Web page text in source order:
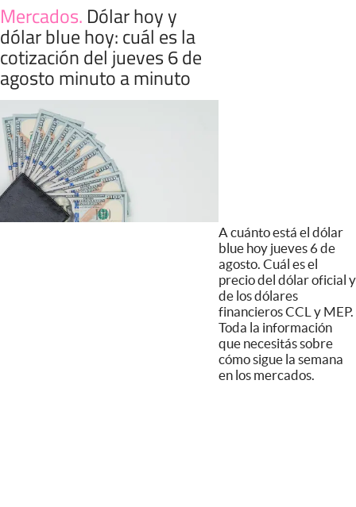
Mercados. Dólar hoy y
dólar blue hoy: cuál es la
cotización del jueves 6 de
agosto minuto a minuto
A cuánto está el dólar
blue hoy jueves 6 de
agosto. Cuál es el
precio del dólar oficial y
de los dólares
financieros CCL y MEP.
Toda la información
que necesitás sobre
cómo sigue la semana
en los mercados.